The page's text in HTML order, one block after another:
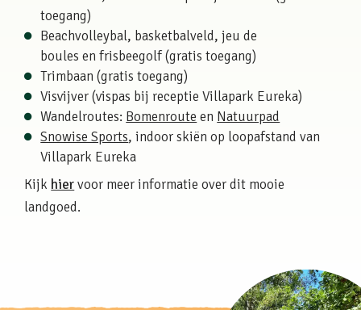
toegang)
Beachvolleybal, basketbalveld, jeu de
boules en frisbeegolf (gratis toegang)
Trimbaan (gratis toegang)
Visvijver (vispas bij receptie Villapark Eureka)
Wandelroutes: Bomenroute en Natuurpad
Snowise Sports, indoor skiën op loopafstand van
Villapark Eureka
Kijk hiervoor meer informatie over dit mooie
landgoed.